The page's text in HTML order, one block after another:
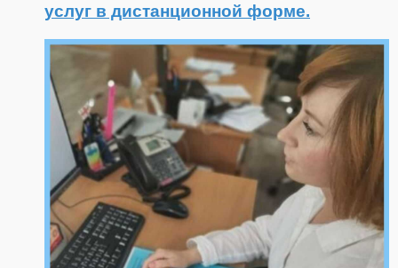
услуг в дистанционной форме.